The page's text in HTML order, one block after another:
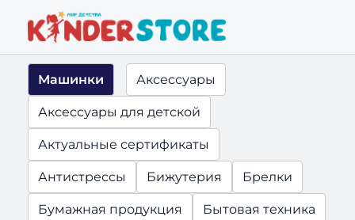
Машинки Аксессуары
Аксессуары для детской
Актуальные сертификаты
Антистрессы Бижутерия Брелки
Бумажная продукция Бытовая техника